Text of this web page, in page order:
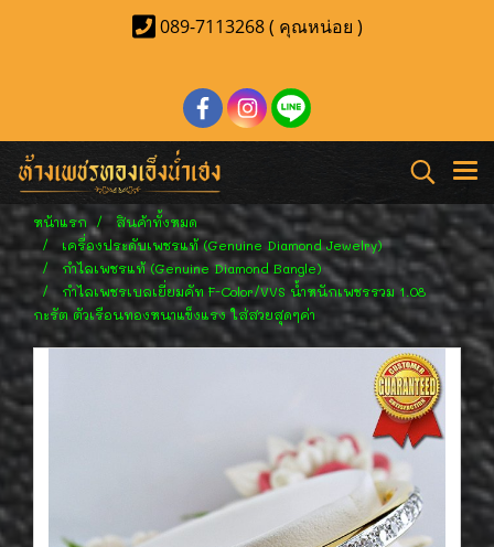
089-7113268 ( คุณหน่อย )
หน้าแรก
สินค้าทั้งหมด
เครื่องประดับเพชรแท้ (Genuine Diamond Jewelry)
กำไลเพชรแท้ (Genuine Diamond Bangle)
กำไลเพชรเบลเยี่ยมคัท F-Color/VVS น้ำหนักเพชรรวม 1.08
กะรัต ตัวเรือนทองหนาแข็งแรง ใส่สวยสุดๆค่า